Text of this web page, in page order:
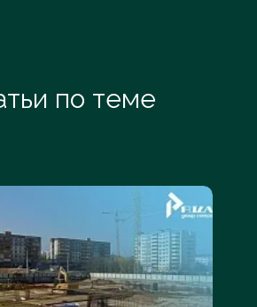
по теме